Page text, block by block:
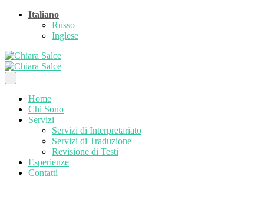
Italiano
Russo
Inglese
Home
Chi Sono
Servizi
Servizi di Interpretariato
Servizi di Traduzione
Revisione di Testi
Esperienze
Contatti